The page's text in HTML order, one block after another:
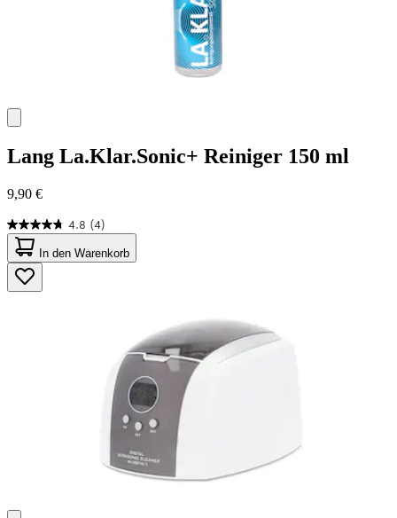
Lang La.Klar.Sonic+ Reiniger 150 ml
9,90 €
4.8 (4)
4.8
von
5
Sternen.
4
In den Warenkorb